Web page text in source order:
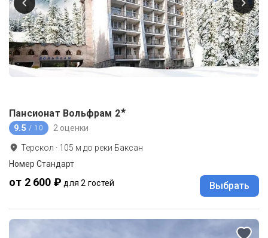
Пансионат Вольфрам 2★
9.5 / 10 2 оценки
Терскол · 105 м до реки Баксан
Номер Стандарт
от 2 600 ₽ для 2 гостей Выбрать